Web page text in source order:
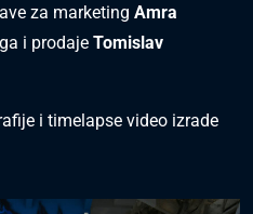
za marketing Amra
i prodaje Tomislav
i timelapse video izrade